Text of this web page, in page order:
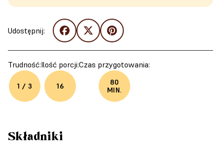
Udostępnij:
Trudność:
1 / 3
Ilość porcji:
16
Czas przygotowania:
80
MIN.
Składniki